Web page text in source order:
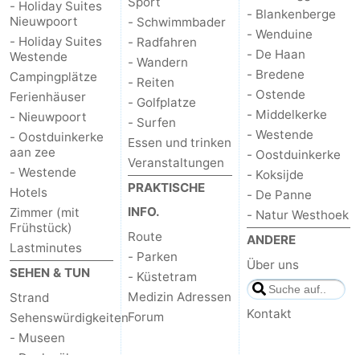
- Holiday Suites
Nieuwpoort
- Holiday Suites
Westende
Campingplätze
Ferienhäuser
- Nieuwpoort
- Oostduinkerke
aan zee
- Westende
Hotels
Zimmer (mit
Frühstück)
Lastminutes
SEHEN & TUN
Strand
Sehenswürdigkeiten
- Museen
- Schwimmbader
- Radfahren
- Wandern
- Reiten
- Golfplatze
- Surfen
Essen und trinken
Veranstaltungen
PRAKTISCHE
INFO.
Route
- Parken
- Küstetram
Medizin Adressen
Forum
- Blankenberge
- Wenduine
- De Haan
- Bredene
- Ostende
- Middelkerke
- Westende
- Oostduinkerke
- Koksijde
- De Panne
- Natur Westhoek
ANDERE
Über uns
Kontakt